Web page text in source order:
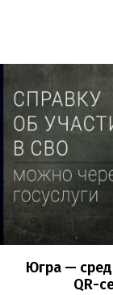
Югра —
QR-